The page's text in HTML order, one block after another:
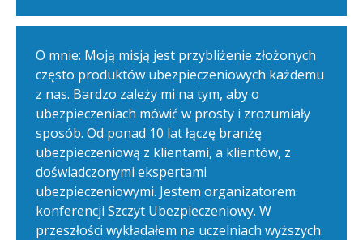
O mnie: Moją misją jest przybliżenie złożonych
często produktów ubezpieczeniowych każdemu
z nas. Bardzo zależy mi na tym, aby o
ubezpieczeniach mówić w prosty i zrozumiały
sposób. Od ponad 10 lat łączę branżę
ubezpieczeniową z klientami, a klientów, z
doświadczonymi ekspertami
ubezpieczeniowymi. Jestem organizatorem
konferencji Szczyt Ubezpieczeniowy. W
przeszłości wykładałem na uczelniach wyższych.